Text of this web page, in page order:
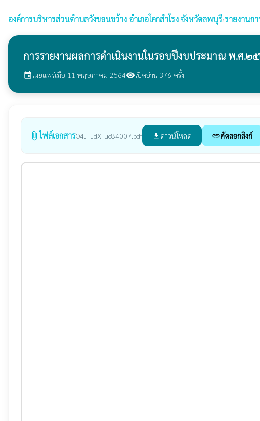
องค์การบริหารส่วนตำบลวังขอนขว้าง อำเภอโคกสำโรง จังหวัดลพบุรี›รายงานก
การรายงานผลการดำเนินงานในรอบปีงบประมาณ พ.ศ
eventเผยแพร่เมื่อ 11 พฤษภาคม 2564visibilityเปิดอ่าน 376 ครั้ง
attach_file ไฟล์เอกสารQ4JTJdXTue84007.pdf file_download ดาวน์โหลด linkคัดลอกลิงก์